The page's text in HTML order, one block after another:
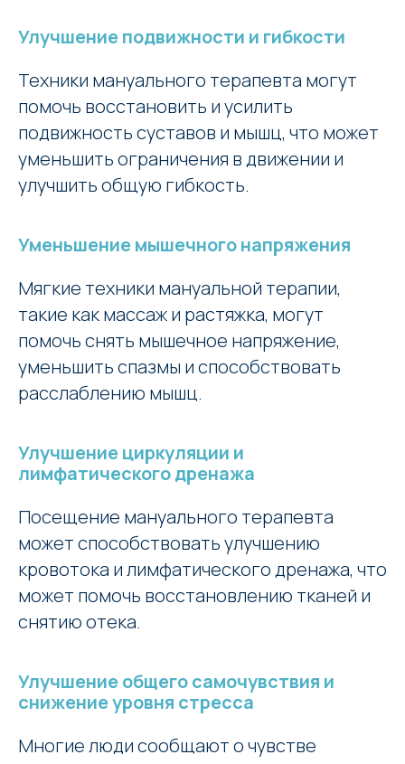
Улучшение подвижности и гибкости
Техники мануального терапевта могут
помочь восстановить и усилить
подвижность суставов и мышц, что может
уменьшить ограничения в движении и
улучшить общую гибкость.
Уменьшение мышечного напряжения
Мягкие техники мануальной терапии,
такие как массаж и растяжка, могут
помочь снять мышечное напряжение,
уменьшить спазмы и способствовать
расслаблению мышц.
Улучшение циркуляции и
лимфатического дренажа
Посещение мануального терапевта
может способствовать улучшению
кровотока и лимфатического дренажа, что
может помочь восстановлению тканей и
снятию отека.
Улучшение общего самочувствия и
снижение уровня стресса
Многие люди сообщают о чувстве